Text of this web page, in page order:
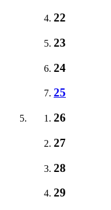
22
23
24
25
26
27
28
29